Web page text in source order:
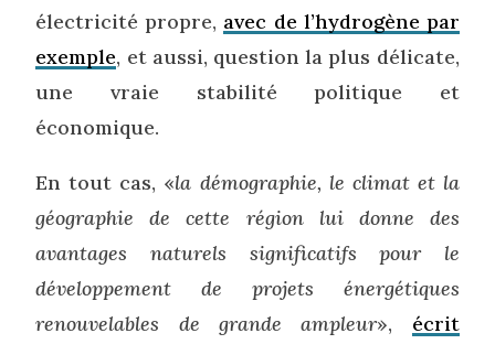
électricité propre, avec de l’hydrogène par
exemple, et aussi, question la plus délicate,
une vraie stabilité politique et
économique.
En tout cas, «la démographie, le climat et la
géographie de cette région lui donne des
avantages naturels significatifs pour le
développement de projets énergétiques
renouvelables de grande ampleur», écrit